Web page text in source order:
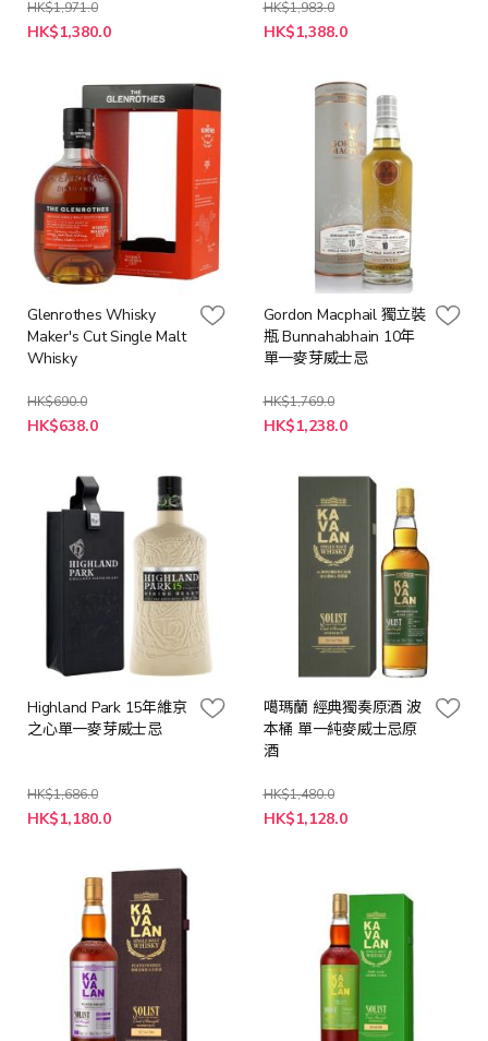
HK$1,971.0
特
殊
HK$1,380.0
HK$1,983.0
特
殊
HK$1,388.0
Glenrothes Whisky
Maker's Cut Single Malt
Whisky
HK$690.0
特
殊
HK$638.0
Gordon Macphail 獨立裝
瓶 Bunnahabhain 10年
單一麥芽威士忌
HK$1,769.0
特
殊
HK$1,238.0
Highland Park 15年維京
之心單一麥芽威士忌
HK$1,686.0
特
殊
HK$1,180.0
噶瑪蘭 經典獨奏原酒 波
本桶 單一純麥威士忌原
酒
HK$1,480.0
特
殊
HK$1,128.0